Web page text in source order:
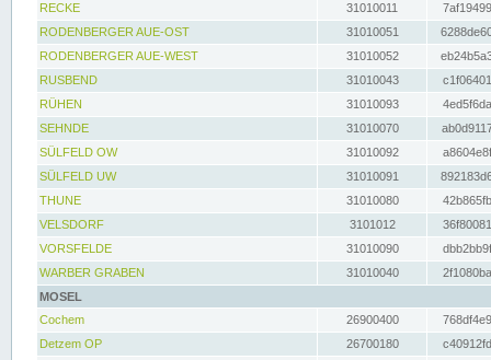
RECKE
31010011
RODENBERGER AUE-OST
31010051
RODENBERGER AUE-WEST
31010052
RUSBEND
31010043
RÜHEN
31010093
SEHNDE
31010070
SÜLFELD OW
31010092
SÜLFELD UW
31010091
THUNE
31010080
VELSDORF
3101012
VORSFELDE
31010090
WARBER GRABEN
31010040
MOSEL
Cochem
26900400
Detzem OP
26700180